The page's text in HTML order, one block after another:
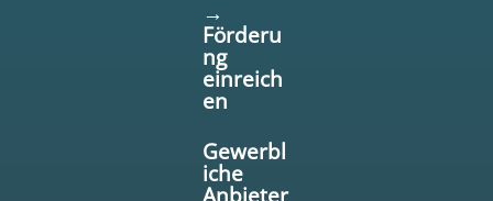
→
Förderu
ng
einreich
en
Gewerbl
iche